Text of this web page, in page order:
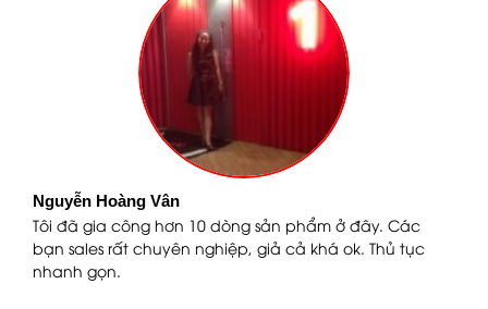
Nguyễn Hoàng Vân
Tôi đã gia công hơn 10 dòng sản phẩm ở đây. Các
bạn sales rất chuyên nghiệp, giả cả khá ok. Thủ tục
nhanh gọn.